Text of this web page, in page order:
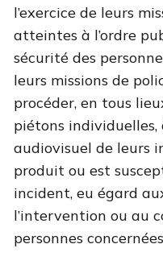
l’exercice de leurs
atteintes à l’ordre
sécurité des
leurs missions de
procéder, en tous
piétons
audiovisuel de leurs
produit ou est
incident, eu égard
l’intervention ou au
personnes